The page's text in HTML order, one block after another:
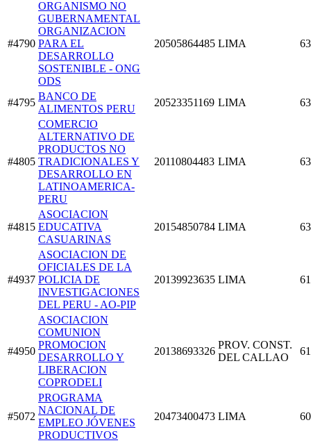
#4790
ORGANISMO NO
GUBERNAMENTAL
ORGANIZACION
PARA EL
DESARROLLO
SOSTENIBLE - ONG
ODS
20505864485 LIMA
#4795
BANCO DE
ALIMENTOS PERU
20523351169 LIMA
#4805
COMERCIO
ALTERNATIVO DE
PRODUCTOS NO
TRADICIONALES Y
DESARROLLO EN
LATINOAMERICA-
PERU
20110804483 LIMA
#4815
ASOCIACION
EDUCATIVA
CASUARINAS
20154850784 LIMA
#4937
ASOCIACION DE
OFICIALES DE LA
POLICIA DE
INVESTIGACIONES
DEL PERU - AO-PIP
20139923635 LIMA
#4950
ASOCIACION
COMUNION
PROMOCION
DESARROLLO Y
LIBERACION
COPRODELI
20138693326
PROV. CONST.
DEL CALLAO
#5072
PROGRAMA
NACIONAL DE
EMPLEO JÓVENES
PRODUCTIVOS
20473400473 LIMA